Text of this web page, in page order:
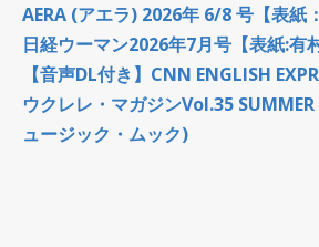
AERA (アエラ) 2026年 6/8 号【表紙
日経ウーマン2026年7月号【表紙:有
【音声DL付き】CNN ENGLISH
ウクレレ・マガジンVol.35
ュージック・ムック)